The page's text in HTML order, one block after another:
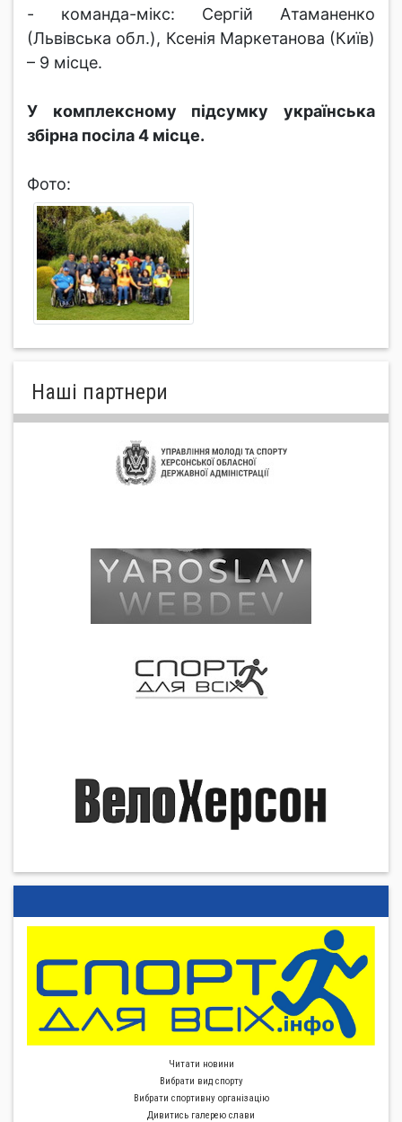
- команда-мікс: Сергій Атаманенко
(Львівська обл.), Ксенія Маркетанова (Київ)
– 9 місце.
У комплексному підсумку українська
збірна посіла 4 місце.
Фото:
Нашi партнери
Читати новини
Вибрати вид спорту
Вибрати спортивну органiзацiю
Дивитись галерею слави